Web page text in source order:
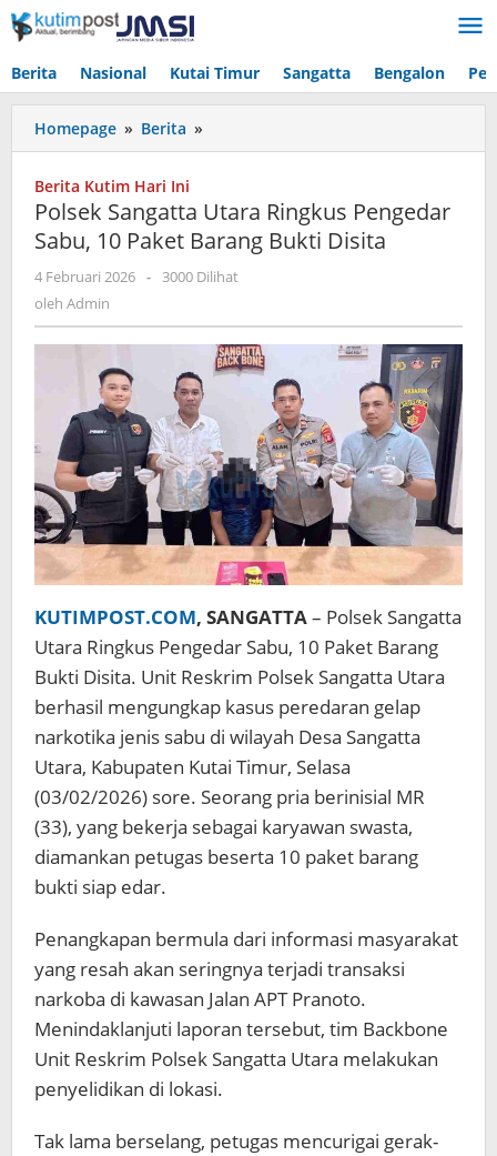
Lewati
ke
Berita Nasional Kutai Timur Sangatta Bengalon
Homepage » Berita »
Sangatta
Pengedar
Sabu,
10
Disita
Berita Kutim Hari Ini
Polsek Sangatta Utara Ringkus Pengedar
Sabu, 10 Paket Barang Bukti Disita
4 Februari 2026 oleh
- 3000 Dilihat
oleh Admin
KUTIMPOST.COM, SANGATTA– Polsek Sangatta
Utara Ringkus Pengedar Sabu, 10 Paket Barang
Bukti Disita. Unit Reskrim Polsek Sangatta Utara
berhasil mengungkap kasus peredaran gelap
narkotika jenis sabu di wilayah Desa Sangatta
Utara, Kabupaten Kutai Timur, Selasa
(03/02/2026) sore. Seorang pria berinisial MR
(33), yang bekerja sebagai karyawan swasta,
diamankan petugas beserta 10 paket barang
bukti siap edar.
Penangkapan bermula dari informasi masyarakat
yang resah akan seringnya terjadi transaksi
narkoba di kawasan Jalan APT Pranoto.
Menindaklanjuti laporan tersebut, tim Backbone
Unit Reskrim Polsek Sangatta Utara melakukan
penyelidikan di lokasi.
Tak lama berselang, petugas mencurigai gerak-